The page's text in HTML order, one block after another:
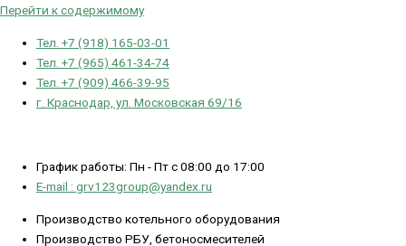
Перейти к содержимому
Тел. +7 (918) 165-03-01
Тел. +7 (965) 461-34-74
Тел. +7 (909) 466-39-95
г. Краснодар, ул. Московская 69/16
График работы: Пн - Пт с 08:00 до 17:00
E-mail : grv123group@yandex.ru
Производство котельного оборудования
Производство РБУ, бетоносмесителей